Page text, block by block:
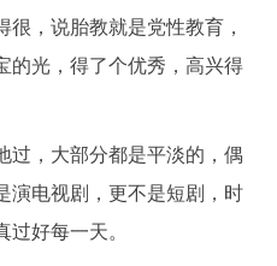
，说胎教就是党性教育，
的光，得了个优秀，高兴得
过，大部分都是平淡的，偶
演电视剧，更不是短剧，时
好每一天。